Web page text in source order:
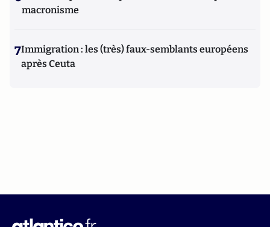
macronisme
7Immigration : les (très) faux-semblants européens
après Ceuta